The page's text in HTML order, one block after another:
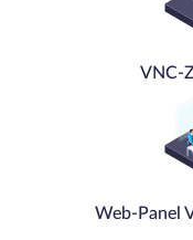
VNC-
Web-Panel